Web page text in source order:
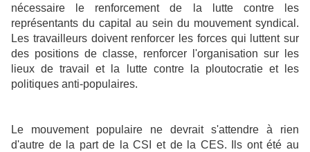
nécessaire le renforcement de la lutte contre les
représentants du capital au sein du mouvement syndical.
Les travailleurs doivent renforcer les forces qui luttent sur
des positions de classe, renforcer l'organisation sur les
lieux de travail et la lutte contre la ploutocratie et les
politiques anti-populaires.
Le mouvement populaire ne devrait s'attendre à rien
d'autre de la part de la CSI et de la CES. Ils ont été au